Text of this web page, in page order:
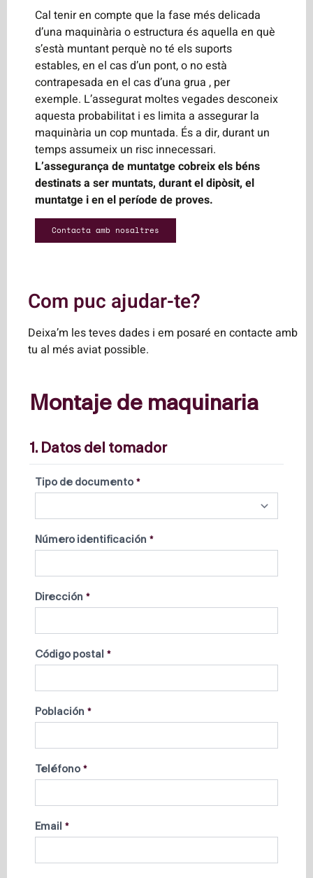
Cal tenir en compte que la fase més delicada
d’una maquinària o estructura és aquella en què
s’està muntant perquè no té els suports
estables, en el cas d’un pont, o no està
contrapesada en el cas d’una grua , per
exemple. L’assegurat moltes vegades desconeix
aquesta probabilitat i es limita a assegurar la
maquinària un cop muntada. És a dir, durant un
temps assumeix un risc innecessari.
L’assegurança de muntatge cobreix els béns
destinats a ser muntats, durant el dipòsit, el
muntatge i en el període de proves.
Contacta amb nosaltres
Com puc ajudar-te?
Deixa’m les teves dades i em posaré en contacte amb
tu al més aviat possible.